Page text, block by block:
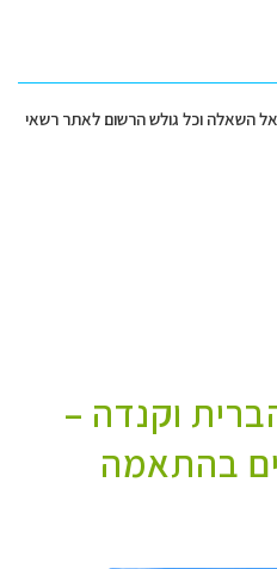
השאלה וכל גולש הרשום לאתר רשאי
וקנדה –
בהתאמה